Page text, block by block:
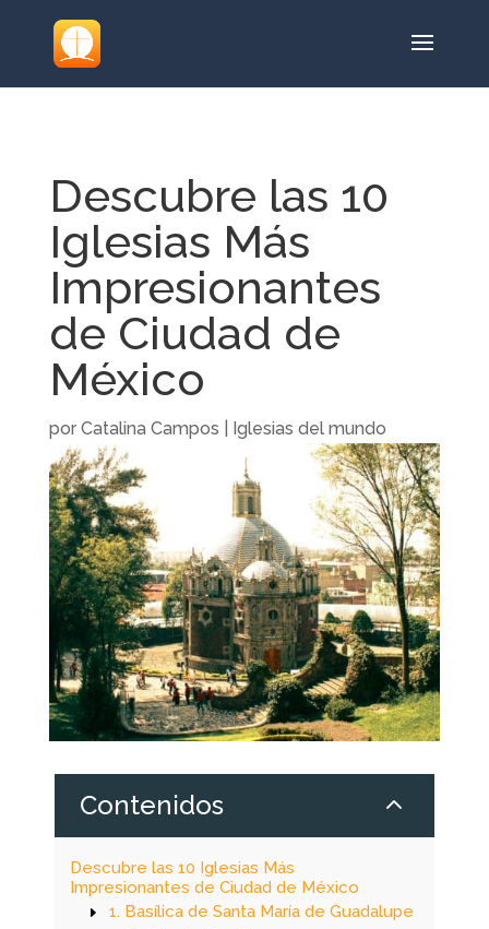
Descubre las 10
Iglesias Más
Impresionantes
de Ciudad de
México
por Catalina Campos Iglesias del mundo
Contenidos 2
Descubre las 10 Iglesias Más
Impresionantes de Ciudad de México
1. Basílica de Santa María de Guadalupe